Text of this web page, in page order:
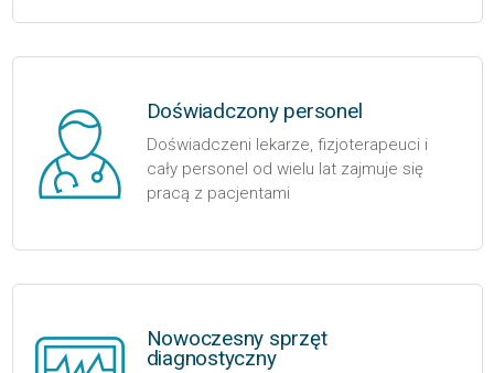
Doświadczony personel
Doświadczeni lekarze, fizjoterapeuci i
cały personel od wielu lat zajmuje się
pracą z pacjentami
Nowoczesny sprzęt
diagnostyczny